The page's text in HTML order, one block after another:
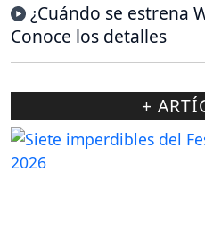
¿Cuándo se estrena
Conoce los detalles
+